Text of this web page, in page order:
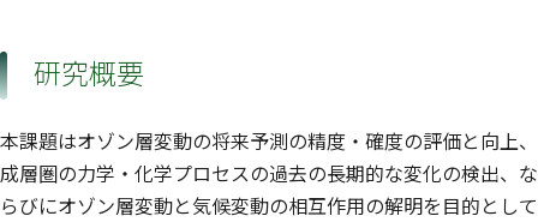
研究概要
本課題はオゾン層変動の将来予測の精度・確度の評価と向上、
成層圏の力学・化学プロセスの過去の長期的な変化の検出、な
らびにオゾン層変動と気候変動の相互作用の解明を目的として